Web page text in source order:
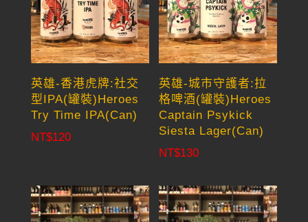
英雄-香港虎牌:社交
型IPA(罐裝)Heroes
Try Time IPA(Can)
NT$120
英雄-城市守護者:拉
格啤酒(罐裝)Heroes
Captain Psykick
Siesta Lager(Can)
NT$130